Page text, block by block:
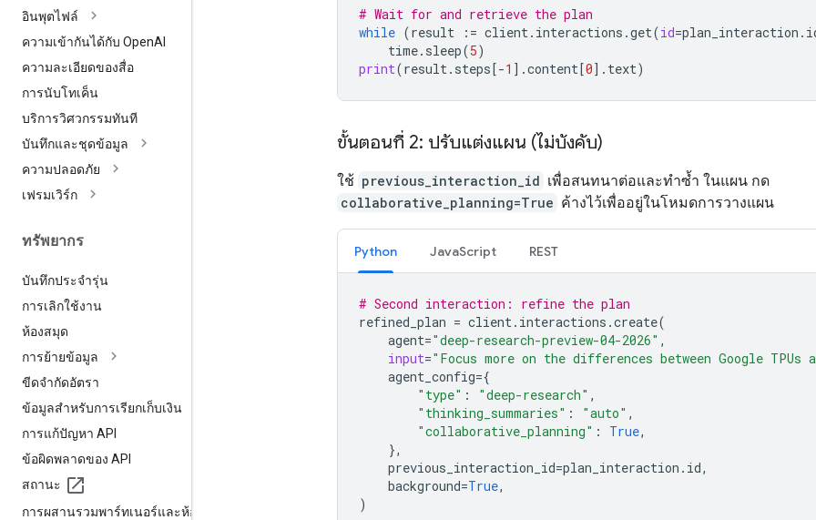
อินพุตไฟล์
ความเข้ากันได้กับ OpenAI
ความละเอียดของสื่อ
การนับโทเค็น
บริการวิศวกรรมทันที
บันทึกและชุดข้อมูล
ความปลอดภัย
เฟรมเวิร์ก
ทรัพยากร
บันทึกประจำรุ่น
การเลิกใช้งาน
ห้องสมุด
การย้ายข้อมูล
ขีดจำกัดอัตรา
ข้อมูลสำหรับการเรียกเก็บเงิน
การแก้ปัญหา API
ข้อผิดพลาดของ API
สถานะ
การผสานรวมพาร์ทเนอร์และห้อง
# Wait for and retrieve the plan
while (result := client. interactions .get(id=plan_interaction .
time. sleep(5)
print(result. steps[-1 ] .content[0] . text)
ขั้นตอนที่ 2: ปรับแต่งแผน (ไม่บังคับ)
ใช้ previous_interaction_id เพื่อสนทนาต่อและทำซ้ำ ในแผน กด
collaborative_planning=True ค้างไว้เพื่ออยู่ในโหมดการวางแผน
Python JavaScript REST
# Second interaction: refine the plan
refined_plan = client. interactions .create(
agent="deep-research-preview-04-2026" ,
input="Focus more on the differences between Google
agent_config={
"type" : "deep-research" ,
"thinking_summaries" : "auto" ,
"collaborative_planning" : True,
},
previous_interaction_id=plan_interaction . id,
background=True,
)